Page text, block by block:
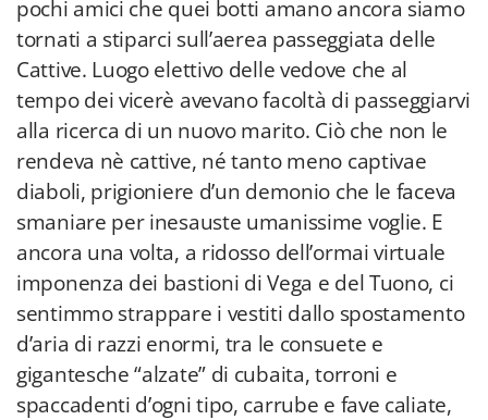
pochi amici che quei botti amano ancora siamo
tornati a stiparci sull’aerea passeggiata delle
Cattive. Luogo elettivo delle vedove che al
tempo dei vicerè avevano facoltà di passeggiarvi
alla ricerca di un nuovo marito. Ciò che non le
rendeva nè cattive, né tanto meno captivae
diaboli, prigioniere d’un demonio che le faceva
smaniare per inesauste umanissime voglie. E
ancora una volta, a ridosso dell’ormai virtuale
imponenza dei bastioni di Vega e del Tuono, ci
sentimmo strappare i vestiti dallo spostamento
d’aria di razzi enormi, tra le consuete e
gigantesche “alzate” di cubaita, torroni e
spaccadenti d’ogni tipo, carrube e fave caliate,